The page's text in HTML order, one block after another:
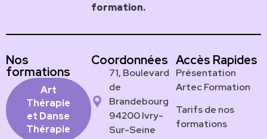
formation.
Nos
formations
Art
Thérapie
et Danse
Thérapie
Coordonnées
71, Boulevard
de
Brandebourg
94200 Ivry-
Sur-Seine
Accès Rapides
Présentation
Artec Formation
Tarifs de nos
formations